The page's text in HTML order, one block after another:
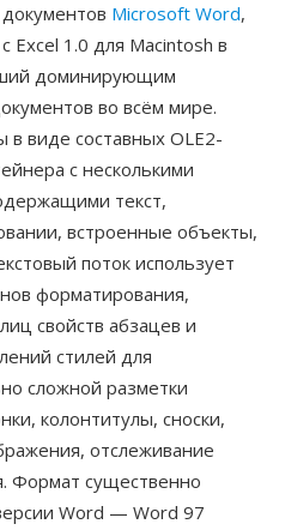
Microsoft Word,
Excel 1.0 для Macintosh в
доминирующим
во всём мире.
виде составных OLE2-
с несколькими
текст,
встроенные объекты,
поток использует
форматирования,
свойств абзацев и
стилей для
сложной разметки
колонтитулы, сноски,
отслеживание
Формат существенно
Word — Word 97